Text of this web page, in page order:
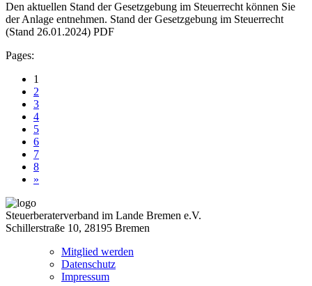
Den aktuellen Stand der Gesetzgebung im Steuerrecht können Sie
der Anlage entnehmen. Stand der Gesetzgebung im Steuerrecht
(Stand 26.01.2024) PDF
Pages:
1
2
3
4
5
6
7
8
»
Steuerberaterverband im Lande Bremen e.V.
Schillerstraße 10, 28195 Bremen
Mitglied werden
Datenschutz
Impressum